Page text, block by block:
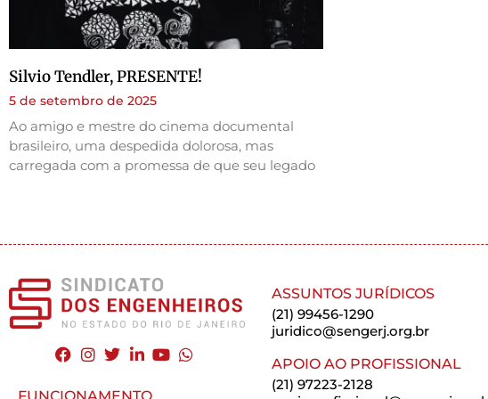
Silvio Tendler, PRESENTE!
5 de setembro de 2025
Ao amigo e mestre do cinema documental
brasileiro, uma despedida dolorosa, mas
carregada com a promessa de que seu legado
ASSUNTOS JURÍDICOS
(21) 99456-1290
juridico@sengerj.org.br
APOIO AO PROFISSIONAL
(21) 97223-2128